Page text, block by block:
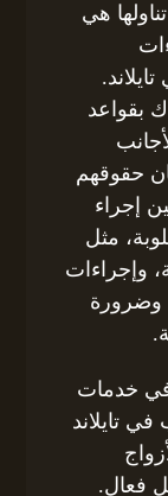
هي
بقواعد
حقوقهم
إجراء
مثل
وإجراءات
وضرورة
خدمات
تايلاند
فعال.